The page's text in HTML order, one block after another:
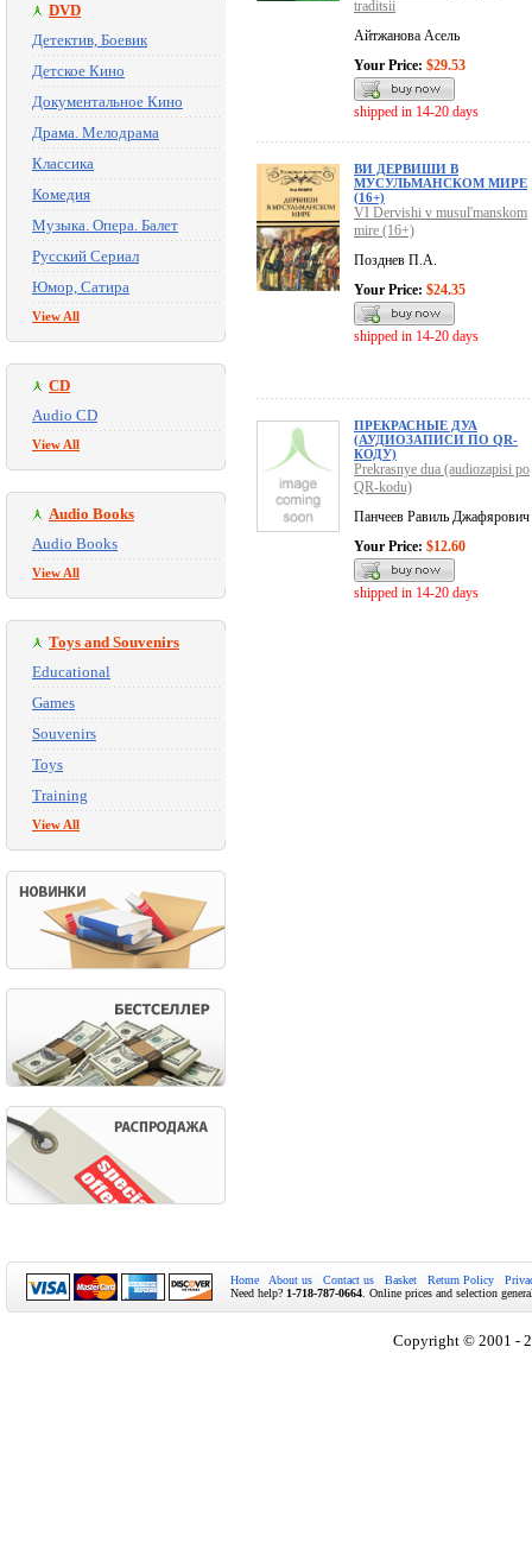
DVD
Детектив, Боевик
Детское Кино
Документальное Кино
Драма. Мелодрама
Классика
Комедия
Музыка. Опера. Балет
Русский Сериал
Юмор, Сатира
View All
CD
Audio CD
View All
Audio Books
Audio Books
View All
Toys and Souvenirs
Educational
Games
Souvenirs
Toys
Training
View All
traditsii
Айтжанова Асель
Your Price: $29.53
shipped in 14-20 days
ВИ ДЕРВИШИ В
МУСУЛЬМАНСКОМ МИРЕ
(16+)
VI Dervishi v musul'manskom
mire (16+)
Позднев П.А.
Your Price: $24.35
shipped in 14-20 days
ПРЕКРАСНЫЕ ДУА
(АУДИОЗАПИСИ ПО QR-
КОДУ)
Prekrasnye dua (audiozapisi po
QR-kodu)
Панчеев Равиль Джафярович
Your Price: $12.60
shipped in 14-20 days
Home About us Contact us Basket Return Policy
Need help? 1-718-787-0664 . Online prices and selection
Copyright © 2001 -